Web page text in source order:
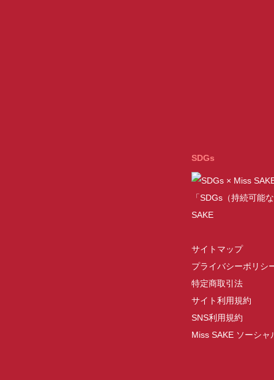
SDGs
「SDGs（持続可能
SAKE
サイトマップ
プライバシーポリシ
特定商取引法
サイト利用規約
SNS利用規約
Miss SAKE ソーシ